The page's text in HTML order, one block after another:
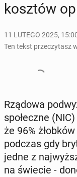
kosztów
11 LUTEGO 2025,
Ten tekst przeczytasz
Rządowa
spo­łecz­ne
że 96%
podczas gdy
jedne z
na świecie -